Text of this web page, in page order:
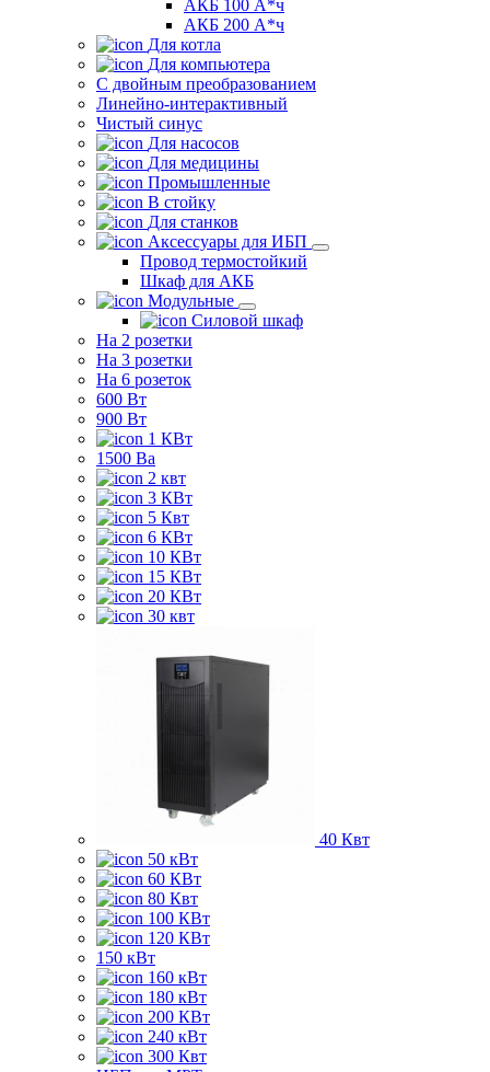
АКБ 100 А*ч
АКБ 200 А*ч
Для котла
Для компьютера
C двойным преобразованием
Линейно-интерактивный
Чистый синус
Для насосов
Для медицины
Промышленные
В стойку
Для станков
Аксессуары для ИБП
Провод термостойкий
Шкаф для АКБ
Модульные
Силовой шкаф
На 2 розетки
На 3 розетки
На 6 розеток
600 Вт
900 Вт
1 КВт
1500 Ва
2 квт
3 КВт
5 Квт
6 КВт
10 КВт
15 КВт
20 КВт
30 квт
40 Квт
50 кВт
60 КВт
80 Квт
100 КВт
120 КВт
150 кВт
160 кВт
180 кВт
200 КВт
240 кВт
300 Квт